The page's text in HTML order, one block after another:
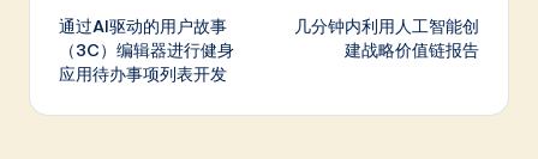
navigation
通过AI驱动的用户故事
（3C）编辑器进行健身
应用待办事项列表开发
几分钟内利用人工智能创
建战略价值链报告